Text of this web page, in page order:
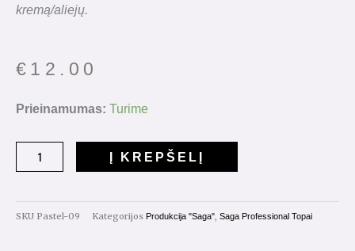
kremą/aliejų.
€ 12.00
Prieinamumas: Turime
produkto
Pastel
Nr.009
Į KREPŠELĮ
SKU Pastel-09 Kategorijos Produkcija "Saga", Saga Professional Topai